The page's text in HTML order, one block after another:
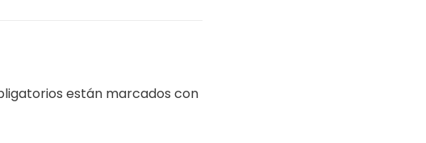
están marcados con